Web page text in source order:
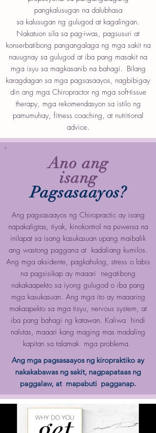
pangkalusugan na dalubhasa
sa kalusugan ng gulugod at kagalingan.
Nakatuon sila sa pag-iwas, pagsusuri at
konserbatibong pangangalaga ng mga sakit na
nauugnay sa gulugod at iba pang masakit na
mga isyu sa magkasanib na bahagi. Bilang
karagdagan sa mga pagsasaayos, nagbibigay
din ang mga Chiropractor ng mga soft-tissue
therapy, mga rekomendasyon sa istilo ng
pamumuhay, fitness coaching, at nutritional
advice.
Ano ang
isang
Pagsasaayos?
Ang pagsasaayos ng Chiropractic ay isang
napakaligtas, tiyak, kinokontrol na puwersa na
inilapat sa isang kasukasuan upang maibalik
ang wastong paggana at kadaliang kumilos.
Ang mga aksidente, pagkahulog, stress o labis
na pagsisikap ay maaari negatibong
nakakaapekto sa iyong gulugod o iba pang
mga kasukasuan. Ang mga ito ay maaaring
makaapekto sa mga tisyu, nervous system, at
iba pang bahagi ng katawan. Kaliwa hindi
nalutas, maaari kang maging mas madaling
kapitan sa talamak mga problema.
Ang mga pagsasaayos ng kiropraktiko ay
nakakabawas ng sakit, nagpapataas ng
paggalaw, at mapabuti pagganap.